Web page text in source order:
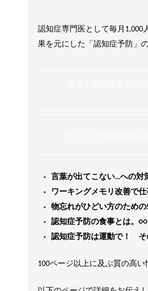
認知症専門医として毎月
果を元にした「認知症予防」
言葉が出てこない…への対
ワーキングメモリ改善で
物忘れがひどい方のため
認知症予防の食事とは。
認知症予防は運動で！
100ページ以上に及ぶ質の高い